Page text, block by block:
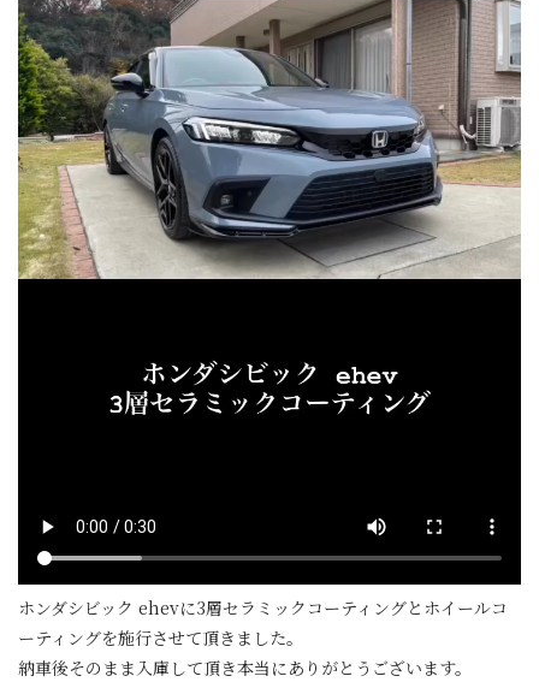
ホンダシビック ehevに3層セラミックコーティングとホイールコ
ーティングを施行させて頂きました。
納車後そのまま入庫して頂き本当にありがとうございます。